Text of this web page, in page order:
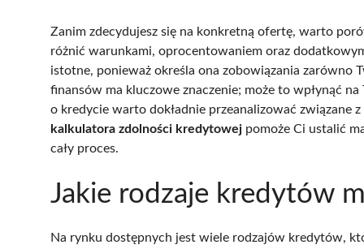
Zanim zdecydujesz się na konkretną ofertę, warto
różnić warunkami, oprocentowaniem oraz
istotne, ponieważ określa ona zobowiązania zarówno
finansów ma kluczowe znaczenie; może to wpłynąć
o kredycie warto dokładnie przeanalizować związane
kalkulatora zdolności kredytowej pomoże Ci ustalić
cały proces.
Jakie rodzaje kredytów
Na rynku dostępnych jest wiele rodzajów kredytów,